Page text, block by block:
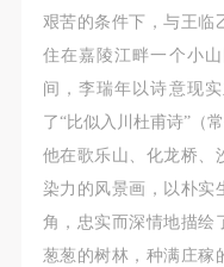
艰苦的条件下，与王临
住在嘉陵江畔一个小
间，李瑞年以诗意现
了“比似入川杜甫诗”（
他在歌乐山、化龙桥、
染力的风景画，以朴实
角，忠实而深情地描绘
葱葱的树林，种满庄稼